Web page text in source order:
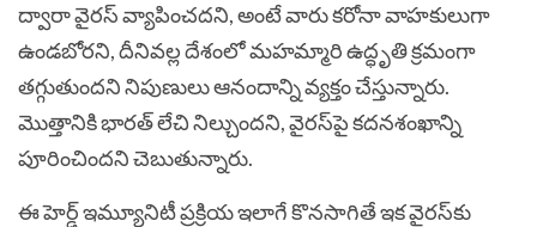
ద్వారా వైరస్‌ వ్యాపించదని, అంటే వారు కరోనా వాహకులుగా
ఉండబోరని, దీనివల్ల దేశంలో మహమ్మారి ఉద్ధృతి క్రమంగా
తగ్గుతుందని నిపుణులు ఆనందాన్ని వ్యక్తం చేస్తున్నారు.
మొత్తానికి భారత్‌ లేచి నిల్చుందని, వైరస్‌పై కదనశంఖాన్ని
పూరించిందని చెబుతున్నారు.
ఈ హెర్డ్‌ ఇమ్యూనిటీ ప్రక్రియ ఇలాగే కొనసాగితే ఇక వైరస్‌కు